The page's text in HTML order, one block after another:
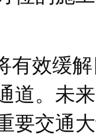
效缓解
道。未
要交通